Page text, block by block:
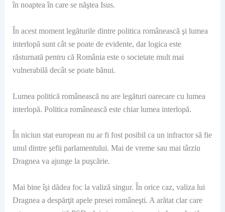
în noaptea în care se năştea Isus.
În acest moment legăturile dintre politica românească şi lumea
interlopă sunt cât se poate de evidente, dar logica este
răsturnată pentru că România este o societate mult mai
vulnerabilă decât se poate bănui.
Lumea politică românească nu are legături oarecare cu lumea
interlopă. Politica românească este chiar lumea interlopă.
În niciun stat european nu ar fi fost posibil ca un infractor să fie
unul dintre şefii parlamentului. Mai de vreme sau mai târziu
Dragnea va ajunge la puşcărie.
Mai bine îşi dădea foc la valiză singur. În orice caz, valiza lui
Dragnea a despărţit apele presei româneşti. A arătat clar care